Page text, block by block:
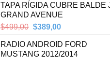
TAPA RÍGIDA CUBRE BALDE
GRAND AVENUE
$499,00 Original
was:
$499,00.
$389,00Current
is:
$389,00.
RADIO ANDROID FORD
MUSTANG 2012/2014